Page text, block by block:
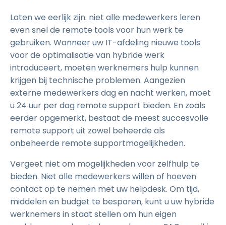
Laten we eerlijk zijn: niet alle medewerkers leren
even snel de remote tools voor hun werk te
gebruiken. Wanneer uw IT-afdeling nieuwe tools
voor de optimalisatie van hybride werk
introduceert, moeten werknemers hulp kunnen
krijgen bij technische problemen. Aangezien
externe medewerkers dag en nacht werken, moet
u 24 uur per dag remote support bieden. En zoals
eerder opgemerkt, bestaat de meest succesvolle
remote support uit zowel beheerde als
onbeheerde remote supportmogelijkheden.
Vergeet niet om mogelijkheden voor zelfhulp te
bieden. Niet alle medewerkers willen of hoeven
contact op te nemen met uw helpdesk. Om tijd,
middelen en budget te besparen, kunt u uw hybride
werknemers in staat stellen om hun eigen